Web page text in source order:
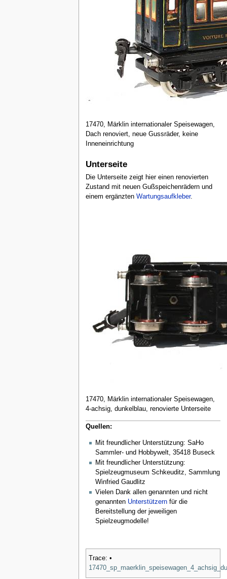
17470, Märklin internationaler Speisewagen,
Dach renoviert, neue Gussräder, keine
Inneneinrichtung
Unterseite
Die Unterseite zeigt hier einen renovierten
Zustand mit neuen Gußspeichenrädern und
einem ergänzten Wartungsaufkleber.
17470, Märklin internationaler Speisewagen,
4-achsig, dunkelblau, renovierte Unterseite
Quellen:
Mit freundlicher Unterstützung: SaHo
Sammler- und Hobbywelt, 35418 Buseck
Mit freundlicher Unterstützung:
Spielzeugmuseum Schkeuditz, Sammlung
Winfried Gaudlitz
Vielen Dank allen genannten und nicht
genannten Unterstützernfür die
Bereitstellung der jeweiligen
Spielzeugmodelle!
Trace: •